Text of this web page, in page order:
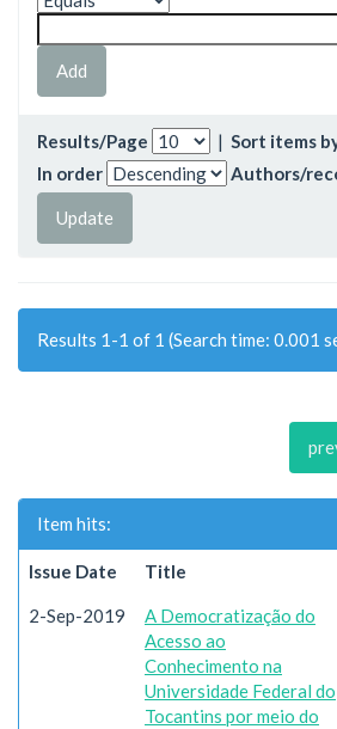
Results/Page | Sort items
In order
Authors/
Results 1-1 of 1 (Search time: 0.001
Item hits:
Issue Date Title
2-Sep-2019
A Democratização do
Acesso ao
Conhecimento na
Universidade Federal do
Tocantins por meio do